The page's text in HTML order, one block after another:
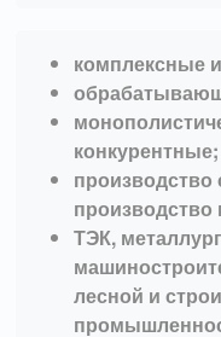
комплексные
конкурентные;
производство
производство
ТЭК,
лесной и